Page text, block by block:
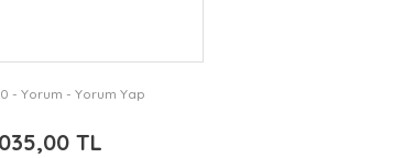
0 - Yorum - Yorum Yap
TL